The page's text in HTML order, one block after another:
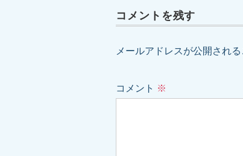
コメントを残す
メールアドレスが公開される
コメント ※